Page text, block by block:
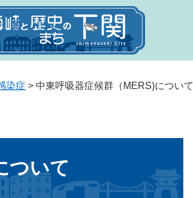
染症 > 中東呼吸器症候群（MERS)について
ついて